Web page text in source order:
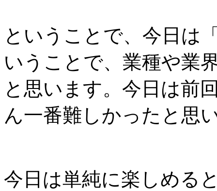
ということで、今日は
いうことで、業種や業
と思います。今日は前
ん一番難しかったと思
今日は単純に楽しめる